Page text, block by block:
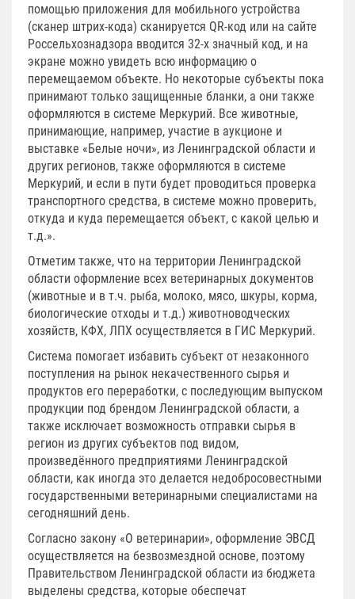
помощью приложения для мобильного устройства
(сканер штрих-кода) сканируется QR-код или на сайте
Россельхознадзора вводится 32-х значный код, и на
экране можно увидеть всю информацию о
перемещаемом объекте. Но некоторые субъекты пока
принимают только защищенные бланки, а они также
оформляются в системе Меркурий. Все животные,
принимающие, например, участие в аукционе и
выставке «Белые ночи», из Ленинградской области и
других регионов, также оформляются в системе
Меркурий, и если в пути будет проводиться проверка
транспортного средства, в системе можно проверить,
откуда и куда перемещается объект, с какой целью и
т.д.».
Отметим также, что на территории Ленинградской
области оформление всех ветеринарных документов
(животные и в т.ч. рыба, молоко, мясо, шкуры, корма,
биологические отходы и т.д.) животноводческих
хозяйств, КФХ, ЛПХ осуществляется в ГИС Меркурий.
Система помогает избавить субъект от незаконного
поступления на рынок некачественного сырья и
продуктов его переработки, с последующим выпуском
продукции под брендом Ленинградской области, а
также исключает возможность отправки сырья в
регион из других субъектов под видом,
произведённого предприятиями Ленинградской
области, как иногда это делается недобросовестными
государственными ветеринарными специалистами на
сегодняшний день.
Согласно закону «О ветеринарии», оформление ЭВСД
осуществляется на безвозмездной основе, поэтому
Правительством Ленинградской области из бюджета
выделены средства, которые обеспечат